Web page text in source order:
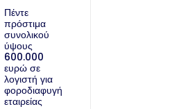
Πέντε
πρόστιμα
συνολικού
ύψους
600.000
ευρώ σε
λογιστή για
φοροδιαφυγή
εταιρείας